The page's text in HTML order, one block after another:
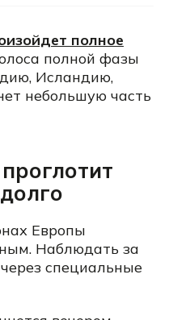
полное
полной фазы
Исландию,
небольшую часть
Европы
Наблюдать за
специальные